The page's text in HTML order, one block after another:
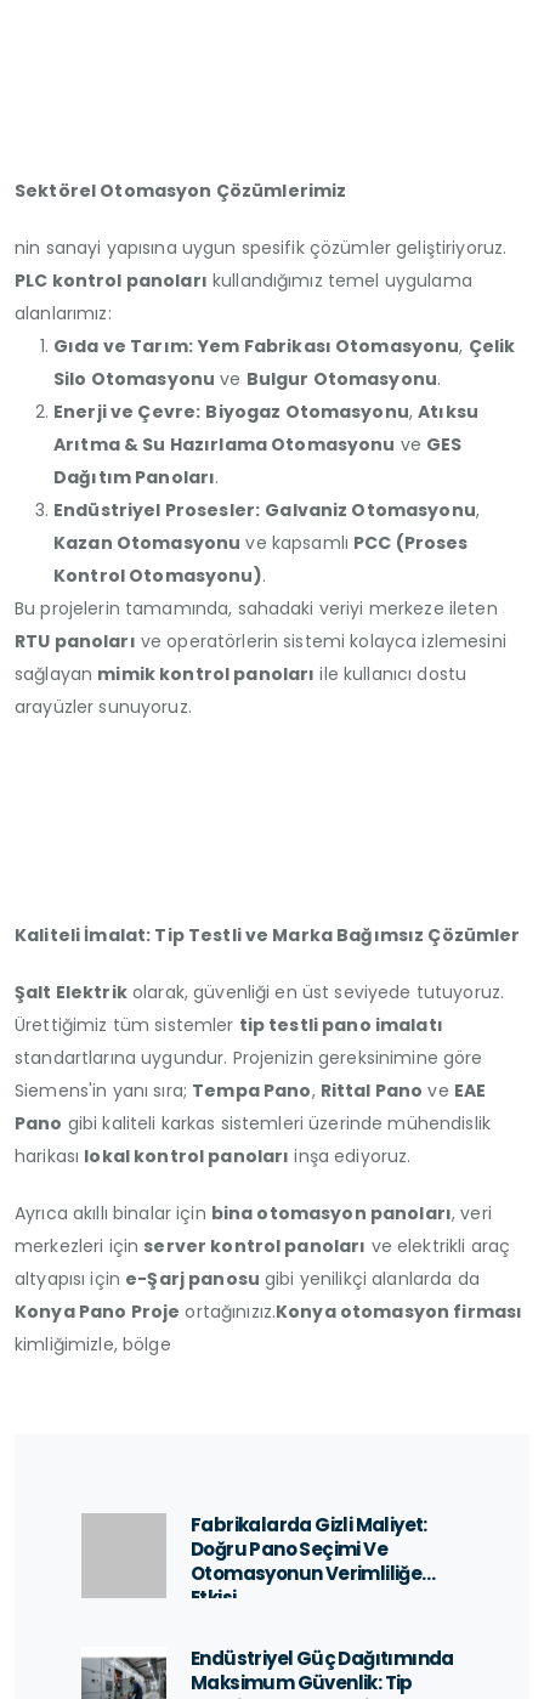
Sektörel Otomasyon Çözümlerimiz
nin sanayi yapısına uygun spesifik çözümler geliştiriyoruz.
PLC kontrol panoları kullandığımız temel uygulama
alanlarımız:
Gıda ve Tarım: Yem Fabrikası Otomasyonu, Çelik
Silo Otomasyonu ve Bulgur Otomasyonu.
Enerji ve Çevre: Biyogaz Otomasyonu,Atıksu
Arıtma & Su Hazırlama Otomasyonu ve GES
Dağıtım Panoları.
Endüstriyel Prosesler: Galvaniz Otomasyonu,
Kazan Otomasyonu ve kapsamlı PCC (Proses
Kontrol Otomasyonu).
Bu projelerin tamamında, sahadaki veriyi merkeze ileten
RTU panoları ve operatörlerin sistemi kolayca izlemesini
sağlayan mimik kontrol panoları ile kullanıcı dostu
arayüzler sunuyoruz.
Kaliteli İmalat: Tip Testli ve Marka Bağımsız Çözümler
Şalt Elektrikolarak, güvenliği en üst seviyede tutuyoruz.
Ürettiğimiz tüm sistemler tip testli pano imalatı
standartlarına uygundur. Projenizin gereksinimine göre
Siemens'in yanı sıra; Tempa Pano, Rittal Pano ve EAE
Pano gibi kaliteli karkas sistemleri üzerinde mühendislik
harikası lokal kontrol panoları inşa ediyoruz.
Ayrıca akıllı binalar için bina otomasyon panoları, veri
merkezleri için server kontrol panoları ve elektrikli araç
altyapısı için e-Şarj panosu gibi yenilikçi alanlarda da
Konya Pano Proje ortağınızız.Konya otomasyon firması
kimliğimizle, bölge
Fabrikalarda Gizli Maliyet:
Doğru Pano Seçimi Ve
Otomasyonun Verimliliğe
Etkisi
Endüstriyel Güç Dağıtımında
Maksimum Güvenlik: Tip